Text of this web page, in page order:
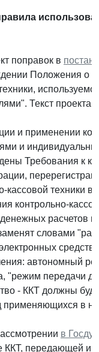
поправок в
Положения о
Текст проекта
и применении
и
Требования к
кассовой техники
контрольно-
расчетов и
словами
средств
автономный
"режим передачи
- ККТ должны
применяющихся в
в
ККТ, передающей